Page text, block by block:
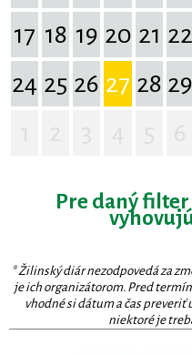
17 18 19 20 21 22
24 25 26 27 28 29
Pre daný
* Žilinský diár nezodpovedá za
je ich organizátorom. Pred
vhodné si dátum a čas preveriť
niektoré je